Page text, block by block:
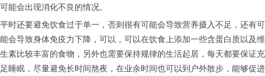
可能会出现消化不良的情况。
平时还要避免饮食过于单一，否则很有可能会导致营养摄入不足，还有可
能会导致身体免疫力下降，可以，可以在饮食上添加一些含蛋白质以及维
生素比较丰富的食物，另外也需要保持规律的生活起居，每天都要保证充
足睡眠，尽量避免长时间熬夜，在业余时间也可以到户外散步，能够促进